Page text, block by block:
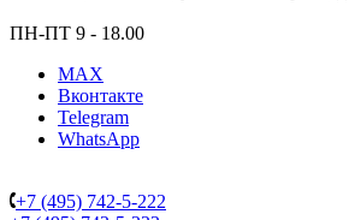
ПН-ПТ 9 - 18.00
MAX
Вконтакте
Telegram
WhatsApp
+7 (495) 742-5-222